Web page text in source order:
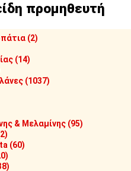
προμηθευτή
(2)
(14)
(1037)
& Μελαμίνης (95)
(60)